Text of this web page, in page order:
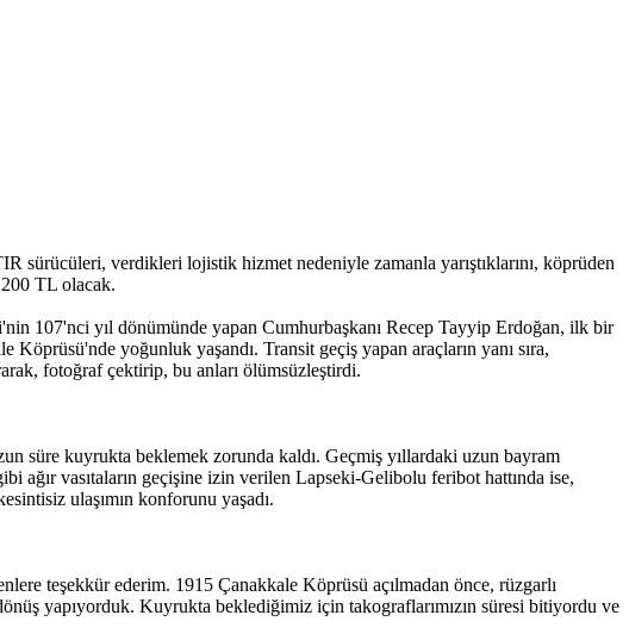
sürücüleri, verdikleri lojistik hizmet nedeniyle zamanla yarıştıklarını, köprüden
TL olacak.
107'nci yıl dönümünde yapan Cumhurbaşkanı Recep Tayyip Erdoğan, ilk bir
yoğunluk yaşandı. Transit geçiş yapan araçların yanı sıra,
fotoğraf çektirip, bu anları ölümsüzleştirdi.
süre kuyrukta beklemek zorunda kaldı. Geçmiş yıllardaki uzun bayram
vasıtaların geçişine izin verilen Lapseki-Gelibolu feribot hattında ise,
ulaşımın konforunu yaşadı.
teşekkür ederim. 1915 Çanakkale Köprüsü açılmadan önce, rüzgarlı
yapıyorduk. Kuyrukta beklediğimiz için takograflarımızın süresi bitiyordu ve